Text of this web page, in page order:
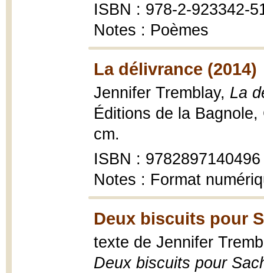
ISBN : 978-2-923342-
Notes : Poèmes
La délivrance (2014)
Jennifer Tremblay, La
Éditions de la
cm.
ISBN : 9782897140496
Notes : Format
Deux biscuits pour
texte de Jennifer
Deux biscuits pour